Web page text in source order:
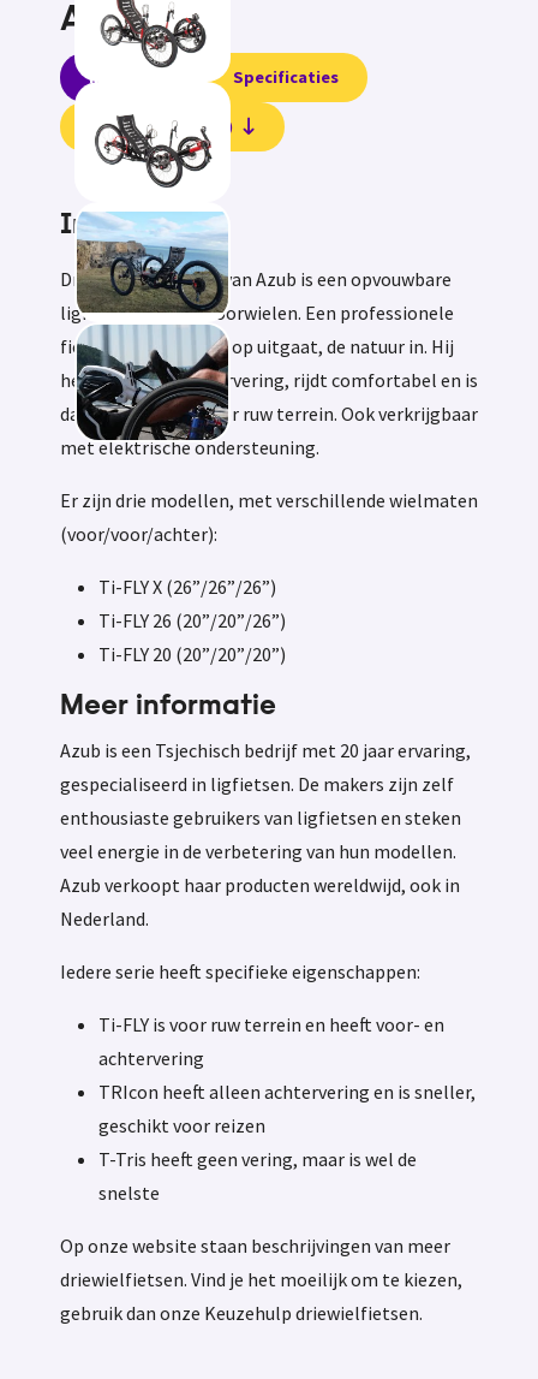
Azub
Informatie Specificaties
Beoordelingen (0)
Informatie
Driewielfiets Ti-FLY van Azub is een opvouwbare
ligfiets met twee voorwielen. Een professionele
fiets voor wie er veel op uitgaat, de natuur in. Hij
heeft voor- en achtervering, rijdt comfortabel en is
daarom geschikt voor ruw terrein. Ook verkrijgbaar
met elektrische ondersteuning.
Er zijn drie modellen, met verschillende wielmaten
(voor/voor/achter):
Ti-FLY X (26”/26”/26”)
Ti-FLY 26 (20”/20”/26”)
Ti-FLY 20 (20”/20”/20”)
Meer informatie
Azub is een Tsjechisch bedrijf met 20 jaar ervaring,
gespecialiseerd in ligfietsen. De makers zijn zelf
enthousiaste gebruikers van ligfietsen en steken
veel energie in de verbetering van hun modellen.
Azub verkoopt haar producten wereldwijd, ook in
Nederland.
Iedere serie heeft specifieke eigenschappen:
Ti-FLY is voor ruw terrein en heeft voor- en
achtervering
TRIcon heeft alleen achtervering en is sneller,
geschikt voor reizen
T-Tris heeft geen vering, maar is wel de
snelste
Op onze website staan beschrijvingen van meer
driewielfietsen. Vind je het moeilijk om te kiezen,
gebruik dan onze Keuzehulp driewielfietsen.